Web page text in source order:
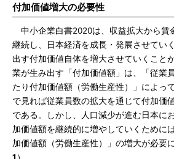
付加価値増大の必要性
中小企業白書2020は、収益拡大から賃
継続し、日本経済を成長・発展させてい
出す付加価値自体を増大させていくこと
業が生み出す「付加価値額」は、「従業
たり付加価値額（労働生産性）」によっ
で見れば従業員数の拡大を通じて付加価
である。しかし、人口減少が進む日本に
加価値額を継続的に増やしていくために
加価値額（労働生産性）」の増大が必要